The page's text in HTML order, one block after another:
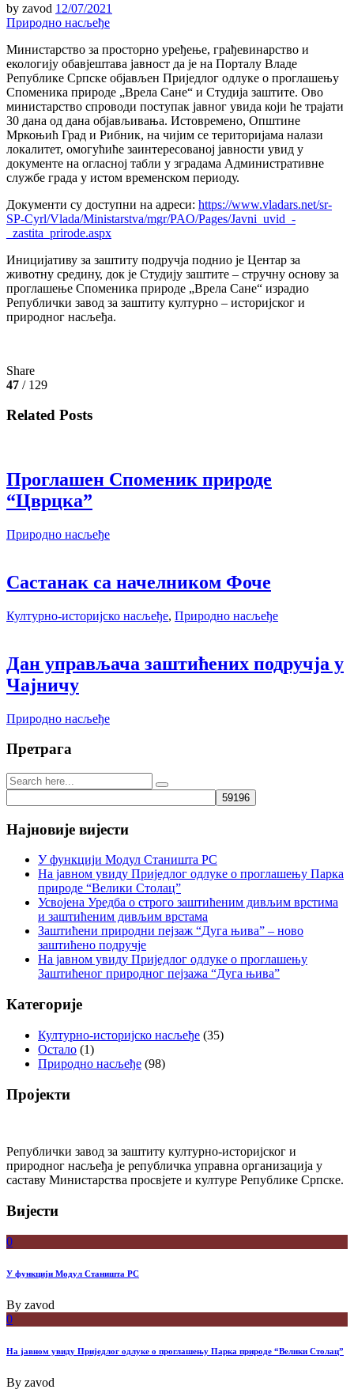
by zavod 12/07/2021
Природно насљеђе
Министарство за просторно уређење, грађевинарство и
екологију обавјештава јавност да је на Порталу Владе
Републике Српске објављен Приједлог одлуке о проглашењу
Споменика природе „Врела Сане“ и Студија заштите. Ово
министарство спроводи поступак јавног увида који ће трајати
30 дана од дана објављивања. Истовремено, Општине
Мркоњић Град и Рибник, на чијим се територијама налази
локалитет, омогућиће заинтересованој јавности увид у
документе на огласној табли у зградама Административне
службе града у истом временском периоду.
Документи су доступни на адреси: https://www.vladars.net/sr-
SP-Cyrl/Vlada/Ministarstva/mgr/PAO/Pages/Javni_uvid_-
_zastita_prirode.aspx
Иницијативу за заштиту подручја поднио је Центар за
животну средину, док је Студију заштите – стручну основу за
проглашење Споменика природе „Врела Сане“ израдио
Републички завод за заштиту културно – историјског и
природног насљеђа.
Share
47 / 129
Related Posts
Проглашен Споменик природе
“Цврцка”
Природно насљеђе
Састанак са начелником Фоче
Културно-историјско насљеђе, Природно насљеђе
Дан управљача заштићених подручја у
Чајничу
Природно насљеђе
Претрага
Најновије вијести
У функцији Модул Станишта РС
На јавном увиду Приједлог oдлуке о проглашењу Парка
природе “Велики Столац”
Усвојена Уредба о строго заштићеним дивљим врстима
и заштићеним дивљим врстама
Заштићени природни пејзаж “Дуга њива” – ново
заштићено подручје
На јавном увиду Приједлог oдлуке о проглашењу
Заштићеног природног пејзажа “Дуга њива”
Категорије
Културно-историјско насљеђе (35)
Остало (1)
Природно насљеђе (98)
Пројекти
Републички завод за заштиту културно-историјског и
природног насљеђа је републичка управна организација у
саставу Министарства просвјете и културе Републике Српске.
Вијести
0
У функцији Модул Станишта РС
By zavod
0
На јавном увиду Приједлог oдлуке о проглашењу Парка природе “Велики Столац”
By zavod